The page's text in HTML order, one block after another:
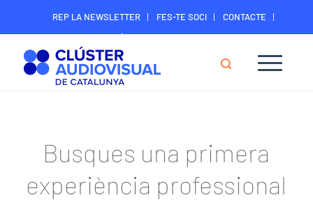
REP LA NEWSLETTER FES-TE SOCI
CONTACTE
ÀREA DIGITAL SOCIS
Busques una primera
experiència professional